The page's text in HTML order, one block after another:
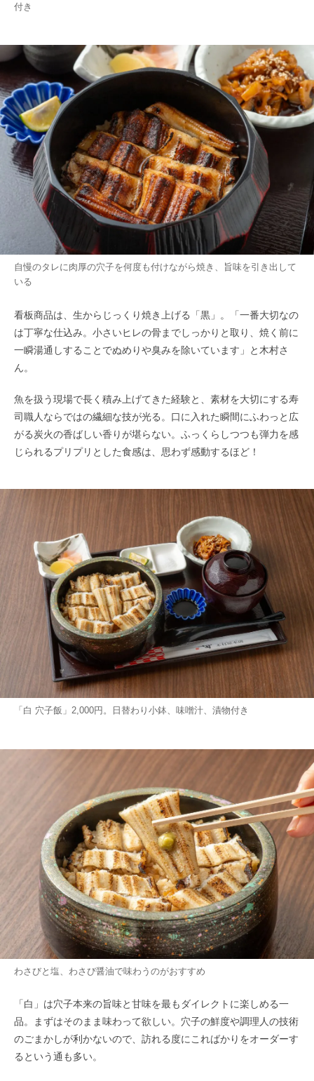
付き
自慢のタレに肉厚の穴子を何度も付けながら焼き、旨味を引き出して
いる
看板商品は、生からじっくり焼き上げる「黒」。「一番大切なの
は丁寧な仕込み。小さいヒレの骨までしっかりと取り、焼く前に
一瞬湯通しすることでぬめりや臭みを除いています」と木村さ
ん。
魚を扱う現場で長く積み上げてきた経験と、素材を大切にする寿
司職人ならではの繊細な技が光る。口に入れた瞬間にふわっと広
がる炭火の香ばしい香りが堪らない。ふっくらしつつも弾力を感
じられるプリプリとした食感は、思わず感動するほど！
「白 穴子飯」2,000円。日替わり小鉢、味噌汁、漬物付き
わさびと塩、わさび醤油で味わうのがおすすめ
「白」は穴子本来の旨味と甘味を最もダイレクトに楽しめる一
品。まずはそのまま味わって欲しい。穴子の鮮度や調理人の技術
のごまかしが利かないので、訪れる度にこればかりをオーダーす
るという通も多い。